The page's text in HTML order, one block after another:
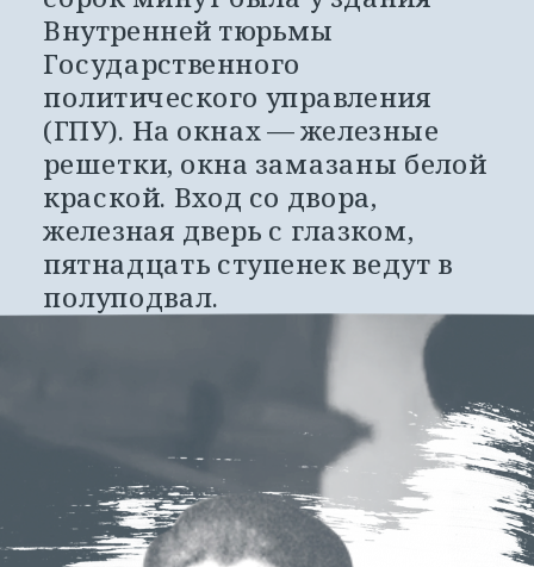
Внутренней тюрьмы
Государственного
политического управления
(ГПУ). На окнах — железные
решетки, окна замазаны белой
краской. Вход со двора,
железная дверь с глазком,
пятнадцать ступенек ведут в
полуподвал.